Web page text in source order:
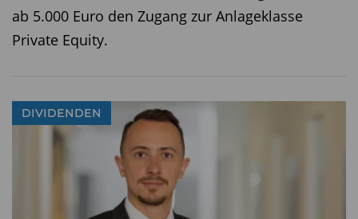
ab 5.000 Euro den Zugang zur Anlageklasse
Private Equity.
DIVIDENDEN